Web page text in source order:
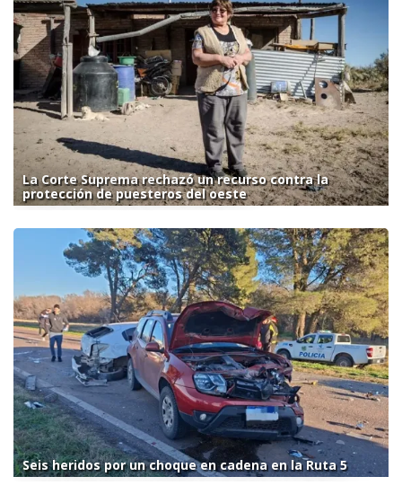
La Corte Suprema rechazó un recurso contra la
protección de puesteros del oeste
Seis heridos por un choque en cadena en la Ruta 5